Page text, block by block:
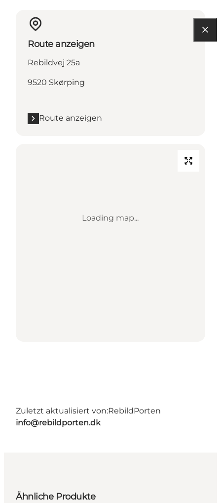
Route anzeigen
Rebildvej 25a
9520 Skørping
Route anzeigen
Loading map...
Zuletzt aktualisiert von:RebildPorten
info@rebildporten.dk
Ähnliche Produkte